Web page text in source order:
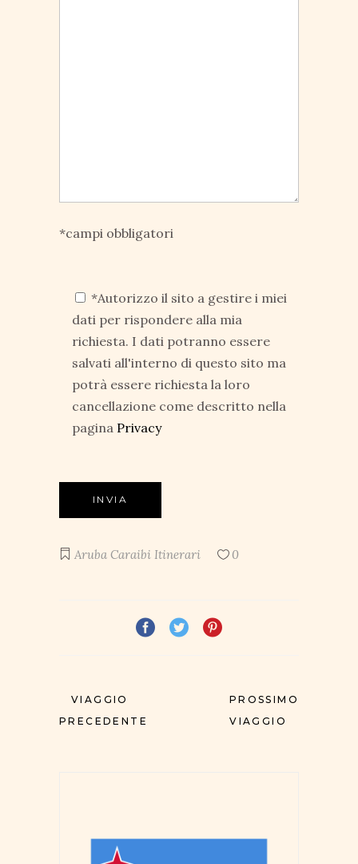
*campi obbligatori
*Autorizzo il sito a gestire i miei
dati per rispondere alla mia
richiesta. I dati potranno essere
salvati all'interno di questo sito ma
potrà essere richiesta la loro
cancellazione come descritto nella
pagina Privacy
Aruba Caraibi Itinerari 0
VIAGGIO
PRECEDENTE
PROSSIMO
VIAGGIO